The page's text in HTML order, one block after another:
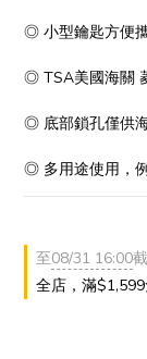
◎ 小型鑰匙方便攜
◎ TSA美國海關
◎ 底部鎖孔僅供
◎ 多用途使用，
至08/31 16:00
全店，滿